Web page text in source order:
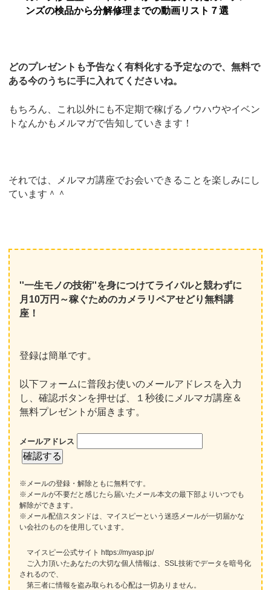
ンズの検品から分解修理までの動画リスト７選
どのプレゼントも予告なく有料化する予定なので、無料で
ある今のうちに手に入れてくださいね。
もちろん、これ以外にも不定期で稼げるノウハウやイベン
トなんかもメルマガで告知していきます！
それでは、メルマガ講座でお会いできることを楽しみにし
ています＾＾
''一生モノの技術''を身につけてライバルと競わずに
月10万円～稼ぐためのカメラリペアせどり無料講
座！
登録は簡単です。
以下フォームに普段お使いのメールアドレスを入力
し、確認ボタンを押せば、１秒後にメルマガ講座＆
無料プレゼントが届きます。
メールアドレス
※メールの登録・解除ともに無料です。
※メールが不要だと感じたら届いたメール本文の最下部よりいつでも
解除ができます。
※メール配信スタンドは、マイスピーという迷惑メールが一切届かな
い会社のものを使用しています。
マイスピー公式サイト https://myasp.jp/
ご入力頂いたあなたの大切な個人情報は、SSL技術でデータを暗号化
されるので、
第三者に情報を盗み取られる心配は一切ありません。